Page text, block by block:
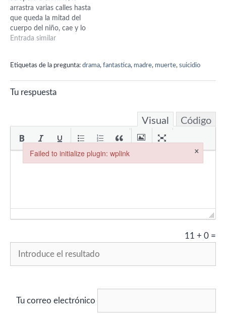
chico…
arrastra varias calles hasta
que queda la mitad del
cuerpo del niño, cae y lo
encuentran. Lo llevan al
vertebral al aire y su madre
hombre…
Entrada similar
Etiquetas de la pregunta: drama, fantastica, madre, muerte, suicidio
Tu respuesta
Visual Código
11 + 0 =
Tu correo electrónico
Failed to initialize plugin: wplink ×
Failed to initialize plugin: wplink